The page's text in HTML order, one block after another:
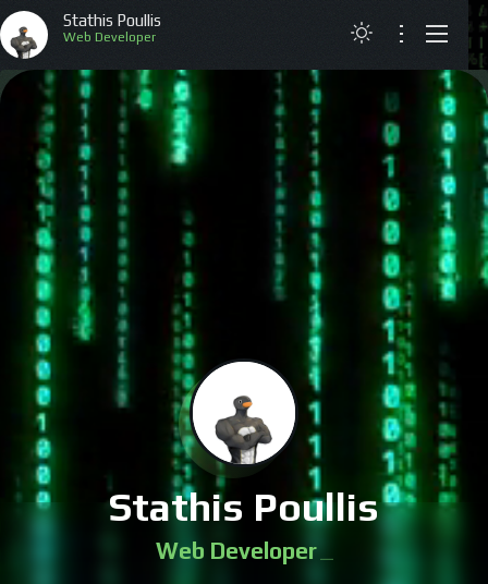
Stathis Poullis
Web Developer
ΑΡΧΙΚΗ
ΒΙΟΓΡΑΦΙΚΟ
ΕΡΓΑ
ΑΡΘΡΑ
ΕΠΙΚΟΙΝΩΝΙΑ
ENGLISH
Stathis Poullis
Web Developer|